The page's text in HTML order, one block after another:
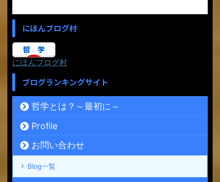
にほんブログ村
にほんブログ村
ブログランキングサイト
哲学とは？～最初に～
Profile
お問い合わせ
Blog一覧